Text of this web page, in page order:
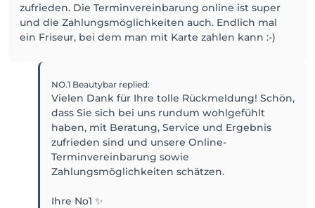
zufrieden. Die Terminvereinbarung online ist super
und die Zahlungsmöglichkeiten auch. Endlich mal
ein Friseur, bei dem man mit Karte zahlen kann :-)
NO.1 Beautybar replied:
Vielen Dank für Ihre tolle Rückmeldung! Schön,
dass Sie sich bei uns rundum wohlgefühlt
haben, mit Beratung, Service und Ergebnis
zufrieden sind und unsere Online-
Terminvereinbarung sowie
Zahlungsmöglichkeiten schätzen.
Ihre No1 ✨